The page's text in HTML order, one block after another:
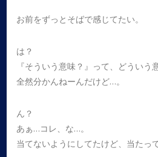
お前をずっとそばで感じてたい。
は？
『そういう意味？』って、どういう
全然分かんねーんだけど…。
ん？
あぁ…コレ、な…。
当てないようにしてたけど、当たっ